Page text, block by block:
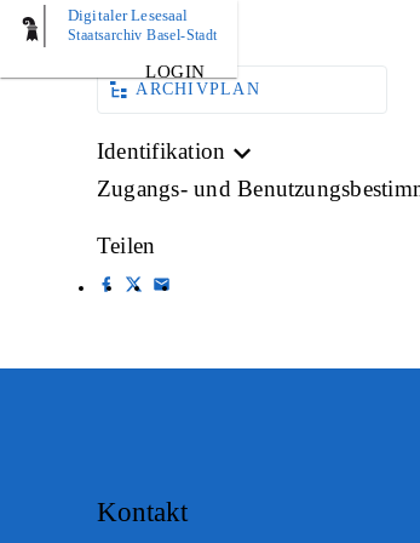
Digitaler Lesesaal
Staatsarchiv Basel-Stadt
LOGIN
AKTE
ARCHIVPLAN
Identifikation
Zugangs- und
Teilen
Kontakt